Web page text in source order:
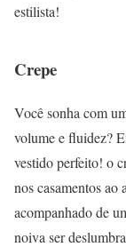
estilista!
Crepe
Você sonha com
volume e fluidez?
vestido perfeito! o
nos casamentos
acompanhado de
noiva ser